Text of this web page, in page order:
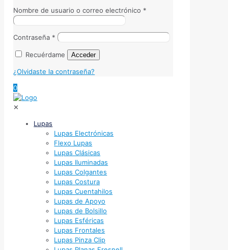
Nombre de usuario o correo electrónico *
Contraseña *
Recuérdame Acceder
¿Olvidaste la contraseña?
0
✕
Lupas
Lupas Electrónicas
Flexo Lupas
Lupas Clásicas
Lupas Iluminadas
Lupas Colgantes
Lupas Costura
Lupas Cuentahilos
Lupas de Apoyo
Lupas de Bolsillo
Lupas Esféricas
Lupas Frontales
Lupas Pinza Clip